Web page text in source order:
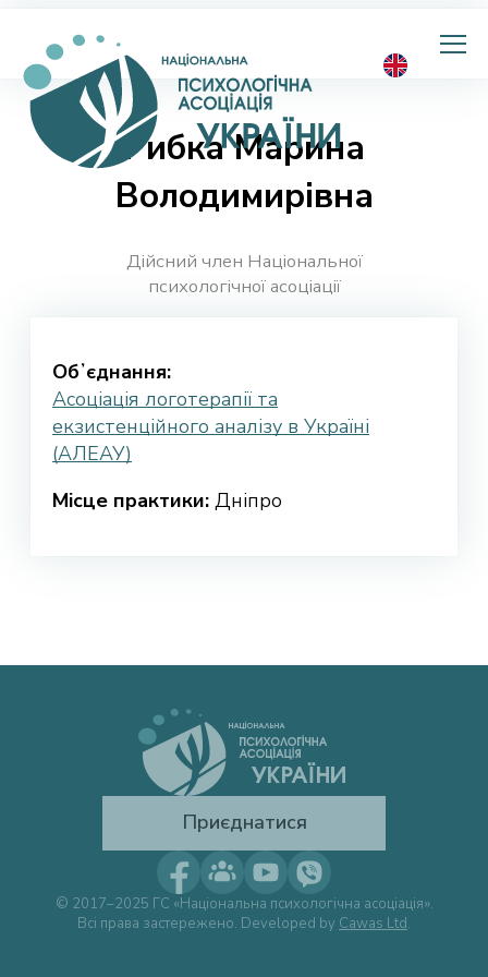
Національна
психологічна
Рибка Марина
Володимирівна
Дійсний член Національної
психологічної асоціації
Обʼєднання:
Асоціація логотерапії та
екзистенційного аналізу в Україні
(АЛЕАУ)
Місце практики: Дніпро
Приєднатися
© 2017–2025 ГС «Національна психологічна асоціація».
Всі права застережено. Developed by Cawas Ltd.